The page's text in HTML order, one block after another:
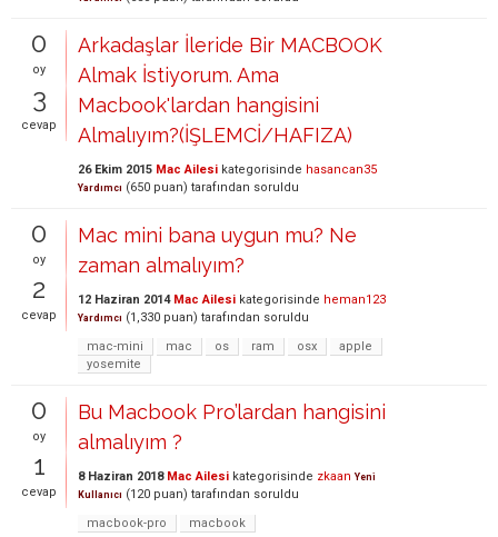
0
oy
3
cevap
Arkadaşlar İleride Bir MACBOOK
Almak İstiyorum. Ama
Macbook'lardan hangisini
Almalıyım?(İŞLEMCİ/HAFIZA)
26 Ekim 2015 Mac Ailesi kategorisinde hasancan35
Yardımcı (650 puan) tarafından soruldu
0
oy
2
cevap
Mac mini bana uygun mu? Ne
zaman almalıyım?
12 Haziran 2014 Mac Ailesi kategorisinde heman123
Yardımcı (1,330 puan) tarafından soruldu
mac-mini
mac os ram osx
apple
yosemite
0
oy
1
cevap
Bu Macbook Pro’lardan hangisini
almalıyım ?
8 Haziran 2018 Mac Ailesi kategorisinde zkaan Yeni
Kullanıcı (120 puan) tarafından soruldu
macbook-pro
macbook